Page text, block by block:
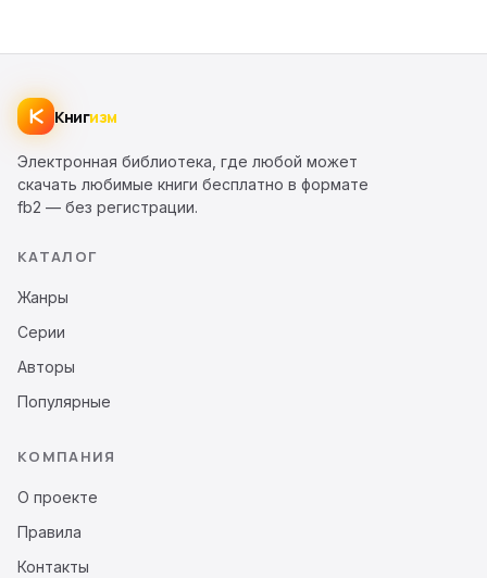
Книгизм
Электронная библиотека, где любой может
скачать любимые книги бесплатно в формате
fb2 — без регистрации.
КАТАЛОГ
Жанры
Серии
Авторы
Популярные
КОМПАНИЯ
О проекте
Правила
Контакты